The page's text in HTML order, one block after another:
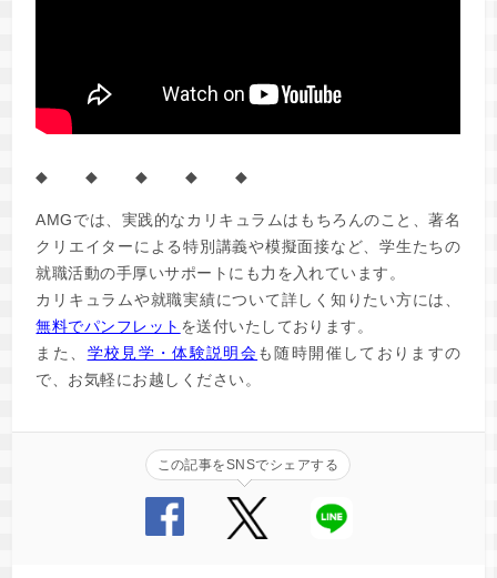
◆ ◆ ◆ ◆ ◆
AMGでは、実践的なカリキュラムはもちろんのこと、著名
クリエイターによる特別講義や模擬面接など、学生たちの
就職活動の手厚いサポートにも力を入れています。
カリキュラムや就職実績について詳しく知りたい方には、
無料でパンフレット を送付いたしております。
また、 学校見学・体験説明会も随時開催しておりますの
で、お気軽にお越しください。
この記事をSNSでシェアする